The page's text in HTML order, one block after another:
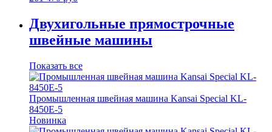
Двухигольные прямострочные
швейные машины
Показать все
Промышленная швейная машина Kansai Special KL-
8450E-5
Новинка